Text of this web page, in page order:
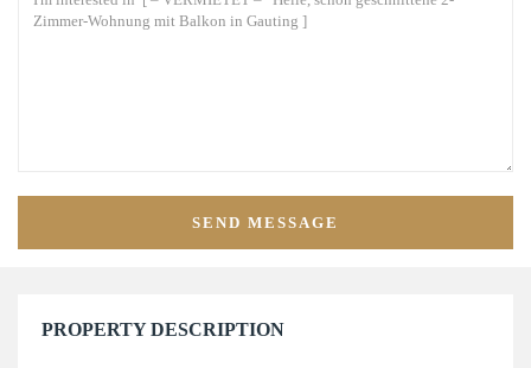
PROPERTY DESCRIPTION